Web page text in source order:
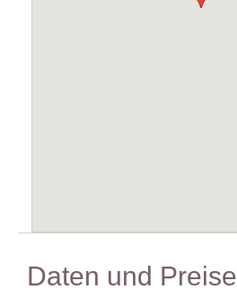
Daten und Preise